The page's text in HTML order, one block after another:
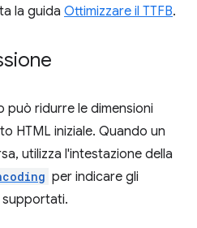
la guida Ottimizzare il TTFB.
può ridurre le dimensioni
HTML iniziale. Quando un
utilizza l'intestazione della
per indicare gli
supportati.